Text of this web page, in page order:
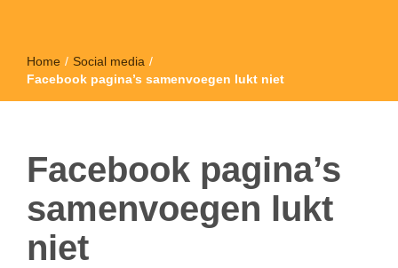
Home / Social media /
Facebook pagina’s samenvoegen lukt niet
Facebook pagina’s
samenvoegen lukt
niet